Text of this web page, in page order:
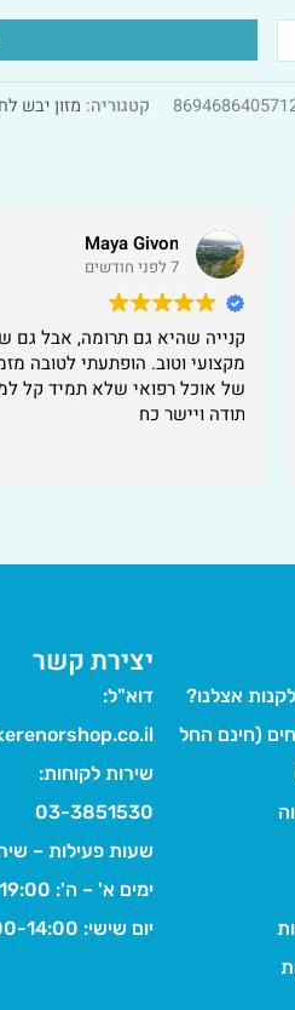
קטגוריה: מזון יבש
Maya Givon
7 לפני חודשים
קנייה שהיא גם תרומה, אבל גם
מקצועי וטוב. הופתעתי לטובה
של אוכל רפואי שלא תמיד קל
תודה ויישר כח
אצלנו?
(חינם החל
יצירת קשר
דוא"ל:
שירות לקוחות:
03-3851530
שעות פעילות –
ימים א' – ה': 9:00-19:00
יום שישי: 9:00-14:00